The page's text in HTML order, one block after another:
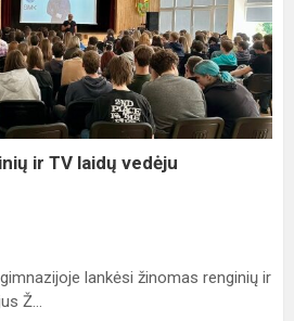
ir TV laidų vedėju
lankėsi žinomas renginių ir
Ž...